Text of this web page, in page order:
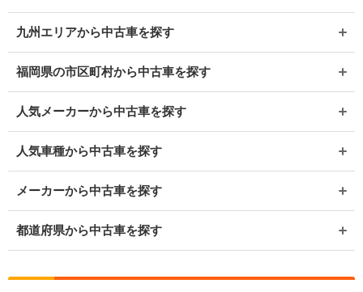
九州エリアから中古車を探す
福岡県の市区町村から中古車を探す
人気メーカーから中古車を探す
人気車種から中古車を探す
メーカーから中古車を探す
都道府県から中古車を探す